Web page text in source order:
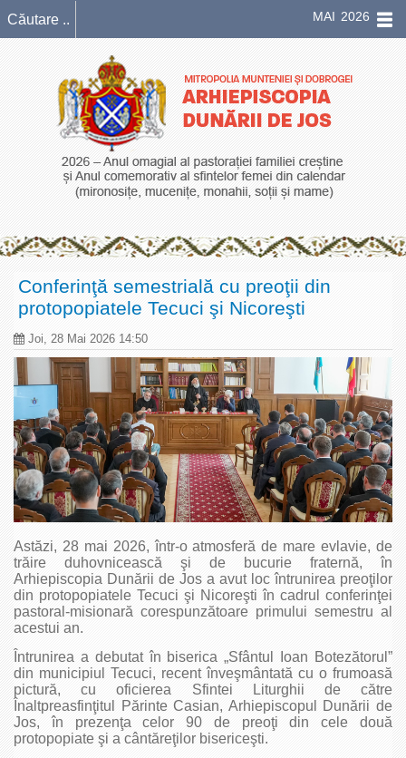
MAI 2026
Conferinţă semestrială cu preoţii din
protopopiatele Tecuci şi Nicoreşti
Joi, 28 Mai 2026 14:50
Astăzi, 28 mai 2026, într-o atmosferă de mare evlavie, de
trăire duhovnicească şi de bucurie fraternă, în
Arhiepiscopia Dunării de Jos a avut loc întrunirea preoţilor
din protopopiatele Tecuci şi Nicoreşti în cadrul conferinţei
pastoral-misionară corespunzătoare primului semestru al
acestui an.
Întrunirea a debutat în biserica „Sfântul Ioan Botezătorul”
din municipiul Tecuci, recent înveşmântată cu o frumoasă
pictură, cu oficierea Sfintei Liturghii de către
Înaltpreasfinţitul Părinte Casian, Arhiepiscopul Dunării de
Jos, în prezenţa celor 90 de preoţi din cele două
protopopiate şi a cântăreţilor bisericeşti.